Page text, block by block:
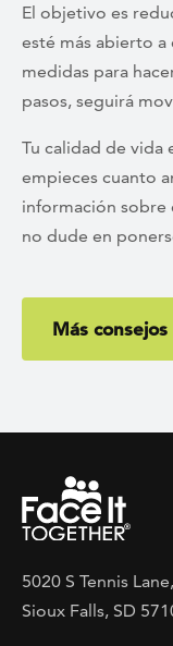
El objetivo es
esté más abierto
medidas para
pasos, seguirá
Tu calidad de vida
empieces cuanto
información sobre
no dude en
Más consejos
5020 S Tennis
Sioux Falls, SD